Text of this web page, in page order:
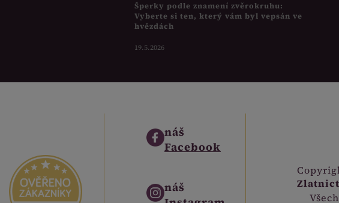
Šperky podle znamení zvěrokruhu:
Vyberte si ten, který vám byl vepsán ve
hvězdách
19.5.2026
náš
Facebook
náš